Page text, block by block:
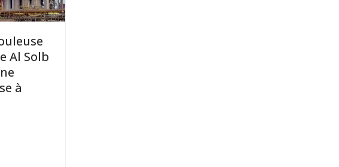
Al Solb
à